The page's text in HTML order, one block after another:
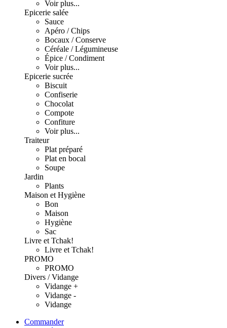
Voir plus...
Epicerie salée
Sauce
Apéro / Chips
Bocaux / Conserve
Céréale / Légumineuse
Épice / Condiment
Voir plus...
Epicerie sucrée
Biscuit
Confiserie
Chocolat
Compote
Confiture
Voir plus...
Traiteur
Plat préparé
Plat en bocal
Soupe
Jardin
Plants
Maison et Hygiène
Bon
Maison
Hygiène
Sac
Livre et Tchak!
Livre et Tchak!
PROMO
PROMO
Divers / Vidange
Vidange +
Vidange -
Vidange
Commander